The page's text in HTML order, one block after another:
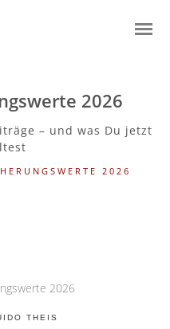
2026
– und was Du jetzt
2026
THEIS